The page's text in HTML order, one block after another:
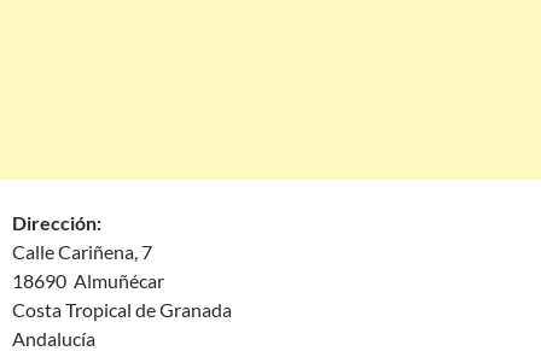
Dirección:
Calle Cariñena, 7
18690 Almuñécar
Costa Tropical de Granada
Andalucía